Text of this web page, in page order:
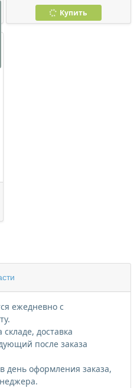
Купить
ежедневно с
доставка
после заказа
день оформления заказа,